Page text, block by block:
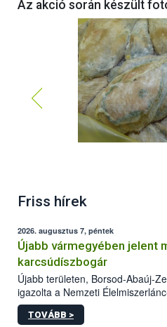
Az akció során készült
Friss hírek
2026. augusztus 7, péntek
Újabb vármegyében jelent
karcsúdíszbogár
Újabb területen, Borsod-Abaúj-
igazolta a Nemzeti
kőrisrontó karcsúdíszbogár
kártevőt nem csak
TOVÁBB >